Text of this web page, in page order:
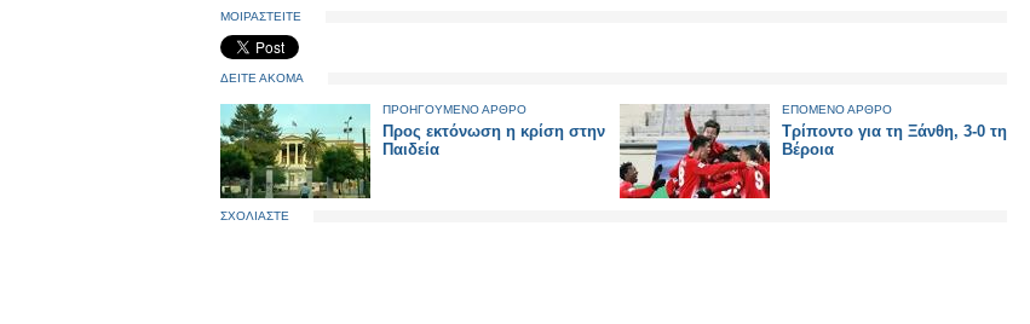
ΜΟΙΡΑΣΤΕΙΤΕ
ΔΕΙΤΕ ΑΚΟΜΑ
ΠΡΟΗΓΟΥΜΕΝΟ ΑΡΘΡΟ
Προς εκτόνωση η κρίση στην
Παιδεία
ΕΠΟΜΕΝΟ ΑΡΘΡΟ
Τρίποντο για τη Ξάνθη, 3-0 τη
Βέροια
ΣΧΟΛΙΑΣΤΕ